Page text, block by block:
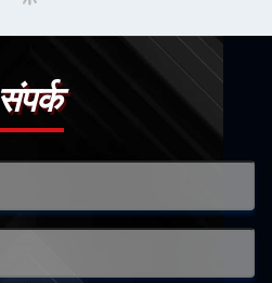
संपर्क